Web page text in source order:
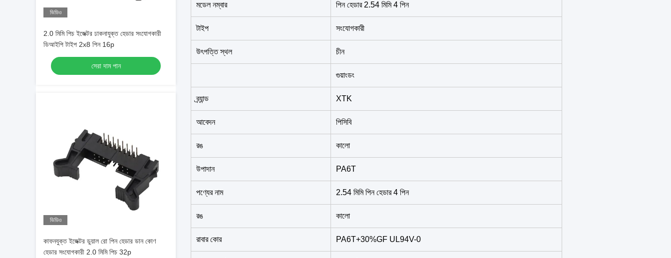
ভিডিও
2.0 মিমি পিচ ইজেক্টর ঢাকনাযুক্ত হেডার সংযোগকারী
ডিআইপি টাইপ 2x8 পিন 16p
সেরা দাম পান
ভিডিও
কাফনযুক্ত ইজেক্টর ডুয়াল রো পিন হেডার ডান কোণ
হেডার সংযোগকারী 2.0 মিমি পিচ 32p
মডেল নম্বার পিন হেডার 2.54 মিমি 4 পিন
টাইপ সংযোগকারী
উৎপত্তি স্থল চীন
গুয়াংডং
ব্র্যান্ড XTK
আবেদন পিসিবি
রঙ কালো
উপাদান PA6T
পণ্যের নাম 2.54 মিমি পিন হেডার 4 পিন
রঙ কালো
রাবার কোর PA6T+30%GF UL94V-0